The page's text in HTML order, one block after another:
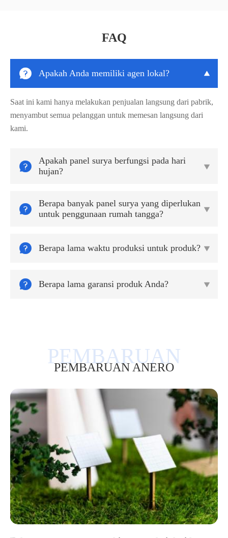
FAQ
 Apakah Anda memiliki agen lokal? 
Saat ini kami hanya melakukan penjualan langsung dari pabrik,
menyambut semua pelanggan untuk memesan langsung dari
kami.

Apakah panel surya berfungsi pada hari
hujan?


Berapa banyak panel surya yang diperlukan
untuk penggunaan rumah tangga?

 Berapa lama waktu produksi untuk produk? 
 Berapa lama garansi produk Anda? 
PEMBARUAN ANERO